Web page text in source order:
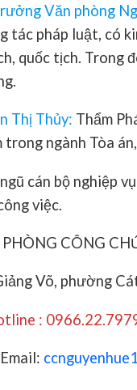
Văn phòng
tác pháp luật, có
quốc tịch. Trong
Thị Thủy: Thẩm
ngành Tòa
cán bộ nghiệp
việc.
CÔNG
Võ, phường
:
Email: